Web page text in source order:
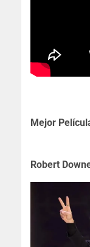
Mejor
Robert